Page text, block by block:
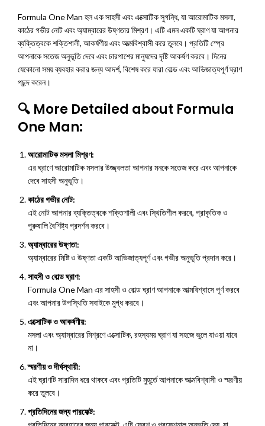
Formula One Man হল এক সাহসী এবং এক্সোটিক সুগন্ধি, যা আরোমাটিক মসলা,
কাঠের গভীর নোট এবং অ্যাম্বারের উষ্ণতার মিশ্রণ। এটি এমন একটি ঘ্রাণ যা আপনার
ব্যক্তিত্বকে শক্তিশালী, আকর্ষণীয় এবং আত্মবিশ্বাসী করে তুলবে। প্রতিটি স্প্রে
আপনাকে সতেজ অনুভূতি দেবে এবং চারপাশের মানুষদের দৃষ্টি আকর্ষণ করবে। দিনের
যেকোনো সময় ব্যবহার করার জন্য আদর্শ, বিশেষ করে যারা বোল্ড এবং আভিজাত্যপূর্ণ ঘ্রাণ
পছন্দ করেন।
🔍 More Detailed about Formula
One Man:
আরোমাটিক মসলা মিশ্রণ:
এর ঘ্রাণে আরোমাটিক মসলার উজ্জ্বলতা আপনার মনকে সতেজ করে এবং আপনাকে
দেবে সাহসী অনুভূতি।
কাঠের গভীর নোট:
এই নোট আপনার ব্যক্তিত্বকে শক্তিশালী এবং স্থিতিশীল করবে, প্রাকৃতিক ও
পুরুষালি বৈশিষ্ট্য প্রদর্শন করবে।
অ্যাম্বারের উষ্ণতা:
অ্যাম্বারের মিষ্টি ও উষ্ণতা একটি আভিজাত্যপূর্ণ এবং গভীর অনুভূতি প্রদান করে।
সাহসী ও বোল্ড ঘ্রাণ:
Formula One Man এর সাহসী ও বোল্ড ঘ্রাণ আপনাকে আত্মবিশ্বাসে পূর্ণ করবে
এবং আপনার উপস্থিতি সবাইকে মুগ্ধ করবে।
এক্সোটিক ও আকর্ষণীয়:
মসলা এবং অ্যাম্বারের মিশ্রণে এক্সোটিক, রহস্যময় ঘ্রাণ যা সহজে ভুলে যাওয়া যাবে
না।
স্মরণীয় ও দীর্ঘস্থায়ী:
এই ঘ্রাণটি সারাদিন ধরে থাকবে এবং প্রতিটি মুহূর্তে আপনাকে আত্মবিশ্বাসী ও স্মরণীয়
করে তুলবে।
প্রতিদিনের জন্য পারফেক্ট: